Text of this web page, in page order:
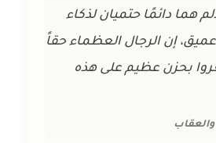
هما دائمًا حتميان لذكاء
إن الرجال العظماء حقاً
بحزن عظيم على هذه
والعقاب